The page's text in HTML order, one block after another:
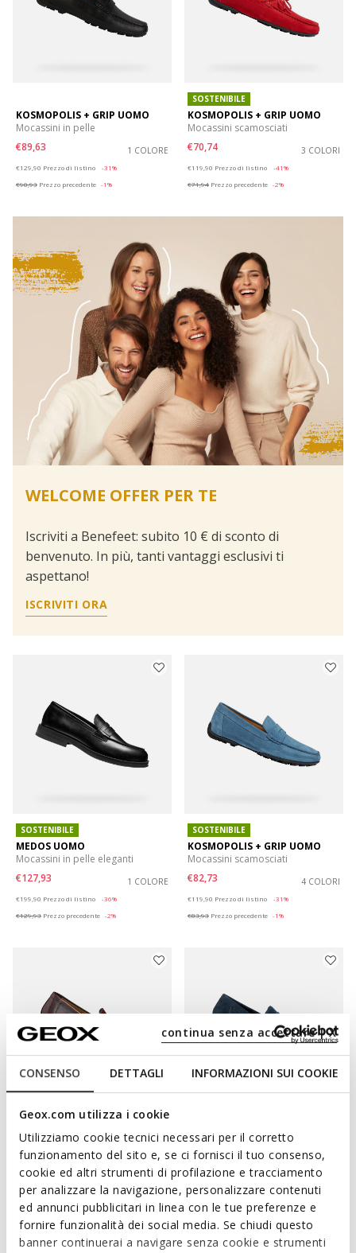
CONSENSO DETTAGLI INFORMAZIONI SUI COOKIE
Geox.com utilizza i cookie
Utilizziamo cookie tecnici necessari per il corretto
funzionamento del sito e, se ci fornisci il tuo consenso,
cookie ed altri strumenti di profilazione e tracciamento
per analizzare la navigazione, personalizzare contenuti
ed annunci pubblicitari in linea con le tue preferenze e
fornire funzionalità dei social media. Se chiudi questo
banner continuerai a navigare senza cookie e strumenti
continua senza accettare | X
KOSMOPOLIS + GRIP UOMO
Mocassini in pelle
€89,63
1 COLORE
€129,90 Prezzo di listino
-31%
€90,93 Prezzo precedente -1%
SOSTENIBILE
KOSMOPOLIS + GRIP UOMO
Mocassini scamosciati
€70,74
3 COLORI
€119,90 Prezzo di listino
-41%
€71,94 Prezzo precedente -2%
WELCOME OFFER PER TE
Iscriviti a Benefeet: subito 10 € di sconto di
benvenuto. In più, tanti vantaggi esclusivi ti
aspettano!
ISCRIVITI ORA
SOSTENIBILE
MEDOS UOMO
Mocassini in pelle eleganti
€127,93
1 COLORE
€199,90 Prezzo di listino
-36%
€129,93 Prezzo precedente -2%
SOSTENIBILE
KOSMOPOLIS + GRIP UOMO
Mocassini scamosciati
€82,73
4 COLORI
€119,90 Prezzo di listino
-31%
€83,93 Prezzo precedente -1%
SOSTENIBILE
RECANATI UOMO
Mocassini in pelle
€130,00
2 COLORI
SPHERICA EC17 UOMO
Mocassini scamosciati
€93,15
2 COLORI
Price reduced from
€135,00Prezzo di listino
-31%
€94,50
Prezzo precedente -1%